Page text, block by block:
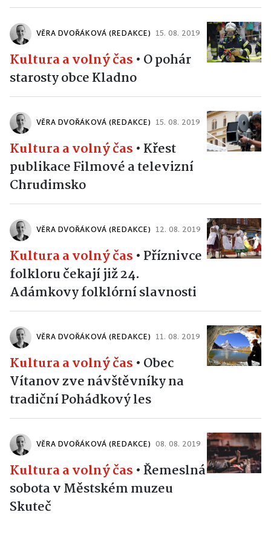
VĚRA DVOŘÁKOVÁ (REDAKCE) 15. 08. 2019
Kultura a volný čas • O pohár
starosty obce Kladno
VĚRA DVOŘÁKOVÁ (REDAKCE) 15. 08. 2019
Kultura a volný čas • Křest
publikace Filmové a televizní
Chrudimsko
VĚRA DVOŘÁKOVÁ (REDAKCE) 12. 08. 2019
Kultura a volný čas • Příznivce
folkloru čekají již 24.
Adámkovy folklórní slavnosti
VĚRA DVOŘÁKOVÁ (REDAKCE) 11. 08. 2019
Kultura a volný čas • Obec
Vítanov zve návštěvníky na
tradiční Pohádkový les
VĚRA DVOŘÁKOVÁ (REDAKCE) 08. 08. 2019
Kultura a volný čas •Řemeslná
sobota v Městském muzeu
Skuteč